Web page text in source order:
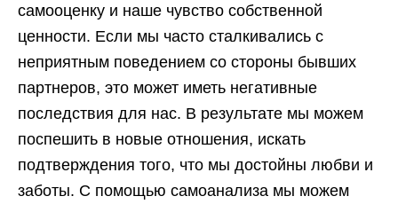
самооценку и наше чувство собственной
ценности. Если мы часто сталкивались с
неприятным поведением со стороны бывших
партнеров, это может иметь негативные
последствия для нас. В результате мы можем
поспешить в новые отношения, искать
подтверждения того, что мы достойны любви и
заботы. С помощью самоанализа мы можем